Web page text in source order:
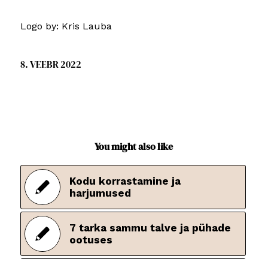
Logo by: Kris Lauba
8. VEEBR 2022
You might also like
Kodu korrastamine ja
harjumused
7 tarka sammu talve ja pühade
ootuses